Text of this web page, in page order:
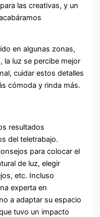
las creativas, y un
en algunas zonas,
la luz se percibe mejor
cuidar estos detalles
cómoda y rinda más.
resultados
del teletrabajo.
para colocar el
de luz, elegir
etc. Incluso
experta en
a adaptar su espacio
tuvo un impacto